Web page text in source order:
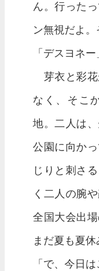
ん。行った
ン無視だよ。
「デスヨネー
芽衣と彩花
なく、そこ
地。二人は
公園に向か
じりと刺さ
く二人の腕
全国大会出
まだ夏も夏休
「で、今日